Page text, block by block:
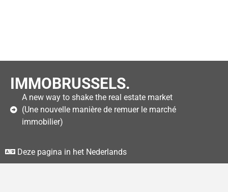
IMMOBRUSSELS.
A new way to shake the real estate market
(Une nouvelle manière de remuer le marché
immobilier)
Deze pagina in het Nederlands